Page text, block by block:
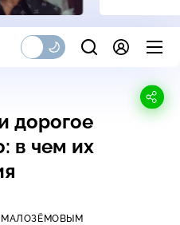
дорогое
в чем их
МАЛОЗЁМОВЫМ